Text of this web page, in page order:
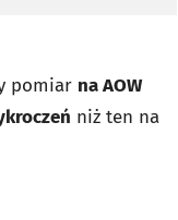
pomiar na AOW
niż ten na